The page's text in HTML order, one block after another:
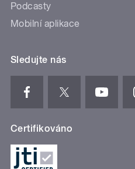
Podcasty
Mobilní aplikace
Sledujte nás
Certifikováno